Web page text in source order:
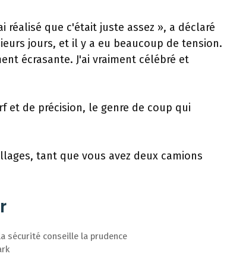
réalisé que c'était juste assez », a déclaré
jours, et il y a eu beaucoup de tension.
écrasante. J'ai vraiment célébré et
et de précision, le genre de coup qui
tant que vous avez deux camions
sécurité conseille la prudence